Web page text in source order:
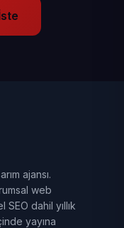
ajansı.
web
SEO dahil yıllık
yayına